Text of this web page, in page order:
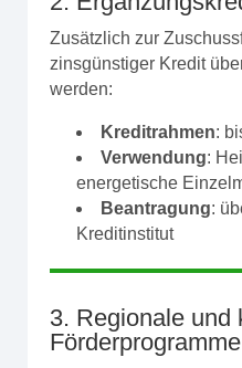
Zusätzlich zur
zinsgünstiger Kredit
werden:
Kreditrahmen:
Verwendung:
energetische
Beantragung:
Kreditinstitut
3. Regionale und
Förderprogramme